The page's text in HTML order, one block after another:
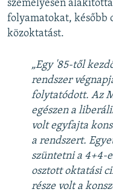
személyesen
folyamatokat, később
közoktatást.
„Egy '85-től
rendszer
folytatódott. Az
egészen a
volt egyfajta
a rendszert.
szüntetni a 4+4-
osztott oktatási
része volt a